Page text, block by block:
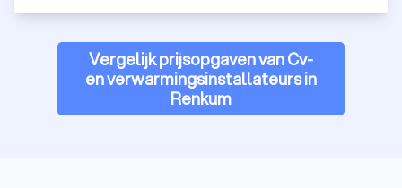
Vergelijk prijsopgaven van Cv-
en verwarmingsinstallateurs in
Renkum